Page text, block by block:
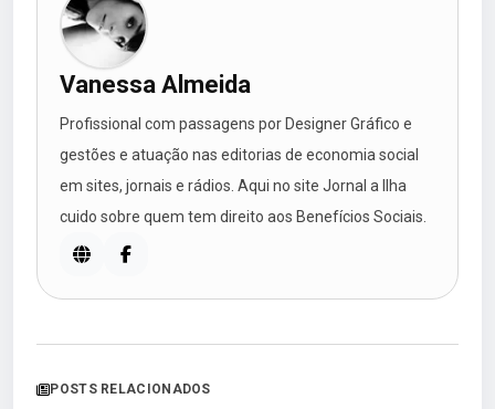
Vanessa Almeida
Profissional com passagens por Designer Gráfico e
gestões e atuação nas editorias de economia social
em sites, jornais e rádios. Aqui no site Jornal a Ilha
cuido sobre quem tem direito aos Benefícios Sociais.
POSTS RELACIONADOS